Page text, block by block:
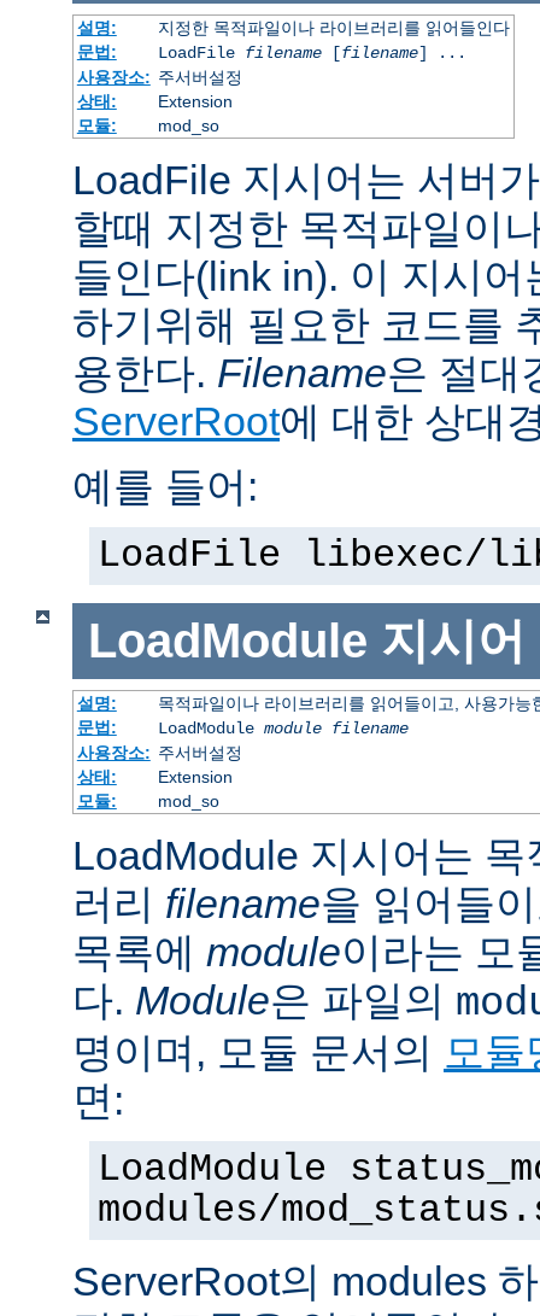
설명:
지정한 목적파일이나 라이브러리를 읽어들인다
문법:
LoadFile filename[filename] ...
사용장소: 주서버설정
상태:
Extension
모듈:
mod_so
LoadFile 지시어는 서버
할때 지정한 목적파일이
들인다(link in). 이 지시
하기위해 필요한 코드를
용한다. Filename은 절대
ServerRoot에 대한 상대
예를 들어:
LoadFile libexec/
LoadModule 지시어
설명:
목적파일이나 라이브러리를 읽어들이고, 사용가능
문법:
LoadModule module filename
사용장소: 주서버설정
상태:
Extension
모듈:
mod_so
LoadModule 지시어는
러리 filename을 읽어들
목록에 module이라는 모
다. Module은 파일의
명이며, 모듈 문서의 모듈
면:
LoadModule
modules/
ServerRoot의 modules